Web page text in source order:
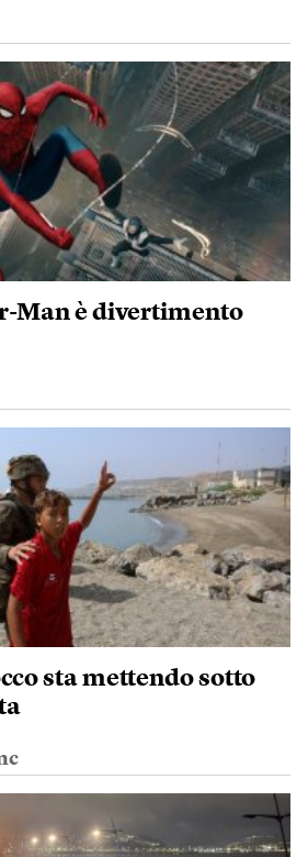
Man è divertimento
sta mettendo sotto